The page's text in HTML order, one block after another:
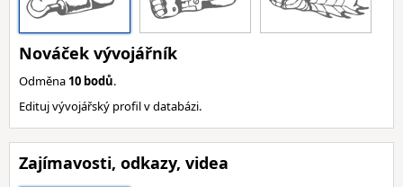
Nováček vývojářník
Odměna 10 bodů.
Edituj vývojářský profil v databázi.
Zajímavosti, odkazy, videa